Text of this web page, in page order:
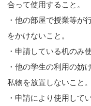
合って使用すること。
・他の部屋で授業等が
をかけないこと。
・申請している机のみ
・他の学生の利用の妨
私物を放置しないこと。
・申請により使用して